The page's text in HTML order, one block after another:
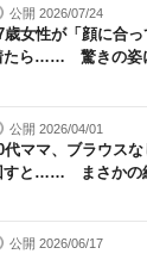
公開 2026/07/24
歳女性が「顔に合
たら…… 驚きの姿
公開 2026/04/01
代ママ、ブラウス
すと…… まさかの
公開 2026/06/17